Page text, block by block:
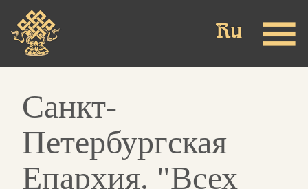
main
content
Санкт-
Петербургская
Епархия. "Всех